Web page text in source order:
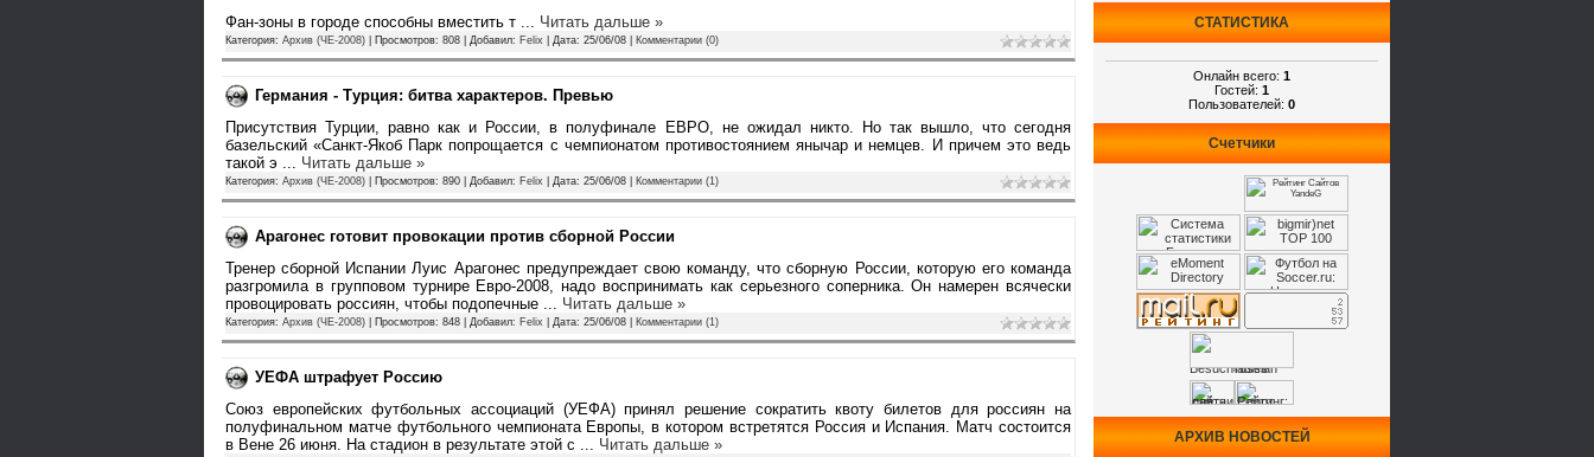
Фан-зоны в городе способны вместить т
Читать дальше »
Категория: Архив (ЧЕ-2008) | Просмотров: 808 | Добавил: Felix | Дата: 25/06/08 Комментарии (0)
Германия - Турция: битва характеров. Превью
Присутствия Турции, равно как и России, в полуфинале ЕВРО, не ожидал никто. Но так вышло, что сегодня
базельский «Санкт-Якоб Парк попрощается с чемпионатом противостоянием янычар и немцев. И причем это ведь
такой э
Читать дальше »
Категория: Архив (ЧЕ-2008) | Просмотров: 890 | Добавил: Felix | Дата: 25/06/08 Комментарии (1)
Арагонес готовит провокации против сборной России
Тренер сборной Испании Луис Арагонес предупреждает свою команду, что сборную России, которую его команда
разгромила в групповом турнире Евро-2008, надо воспринимать как серьезного соперника. Он намерен всячески
провоцировать россиян, чтобы подопечные
Читать дальше »
Категория: Архив (ЧЕ-2008) | Просмотров: 848 | Добавил: Felix | Дата: 25/06/08 Комментарии (1)
УЕФА штрафует Россию
Союз европейских футбольных ассоциаций (УЕФА) принял решение сократить квоту билетов для россиян на
полуфинальном матче футбольного чемпионата Европы, в котором встретятся Россия и Испания. Матч состоится
в Вене 26 июня. На стадион в результате этой с
Читать дальше »
СТАТИСТИКА
Онлайн всего: 1
Гостей: 1
Пользователей: 0
Счетчики
АРХИВ НОВОСТЕЙ